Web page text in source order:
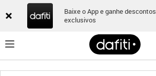
Baixe o App e ganhe descontos
exclusivos